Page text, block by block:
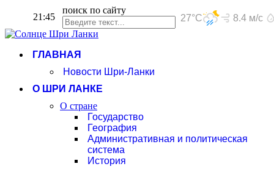
21:45
поиск по сайту
ГЛАВНАЯ
Новости Шри-Ланки
О ШРИ ЛАНКЕ
О стране
Государство
География
Административная и политическая
система
История